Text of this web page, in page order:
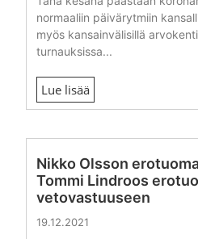
normaaliin päivärytmiin
myös kansainvälisillä
turnauksissa...
Lue lisää
Nikko Olsson
Tommi Lindroos
vetovastuuseen
19.12.2021